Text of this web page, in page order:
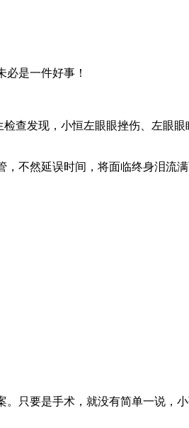
是一件好事！
查发现，小恒左眼眼挫伤、左眼
不然延误时间，将面临终身泪流满
只要是手术，就没有简单一说，